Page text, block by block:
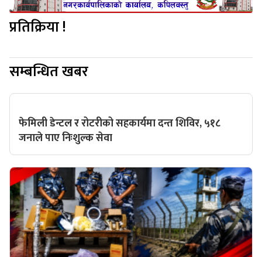
प्रतिक्रिया !
सम्बन्धित खबर
फेमिली डेन्टल र रोटरीको सहकार्यमा दन्त शिविर, ५१८
जनाले पाए निःशुल्क सेवा